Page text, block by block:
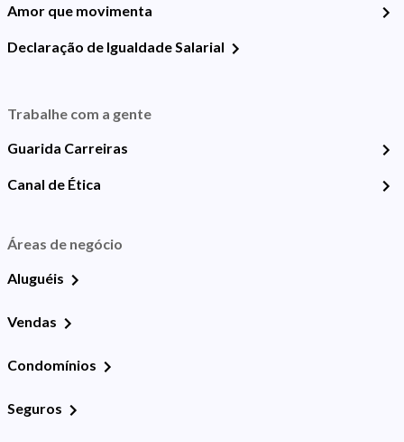
Amor que movimenta
Declaração de Igualdade Salarial
Trabalhe com a gente
Guarida Carreiras
Canal de Ética
Áreas de negócio
Aluguéis
Vendas
Condomínios
Seguros